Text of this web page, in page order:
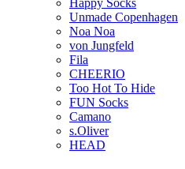
Happy Socks
Unmade Copenhagen
Noa Noa
von Jungfeld
Fila
CHEERIO
Too Hot To Hide
FUN Socks
Camano
s.Oliver
HEAD